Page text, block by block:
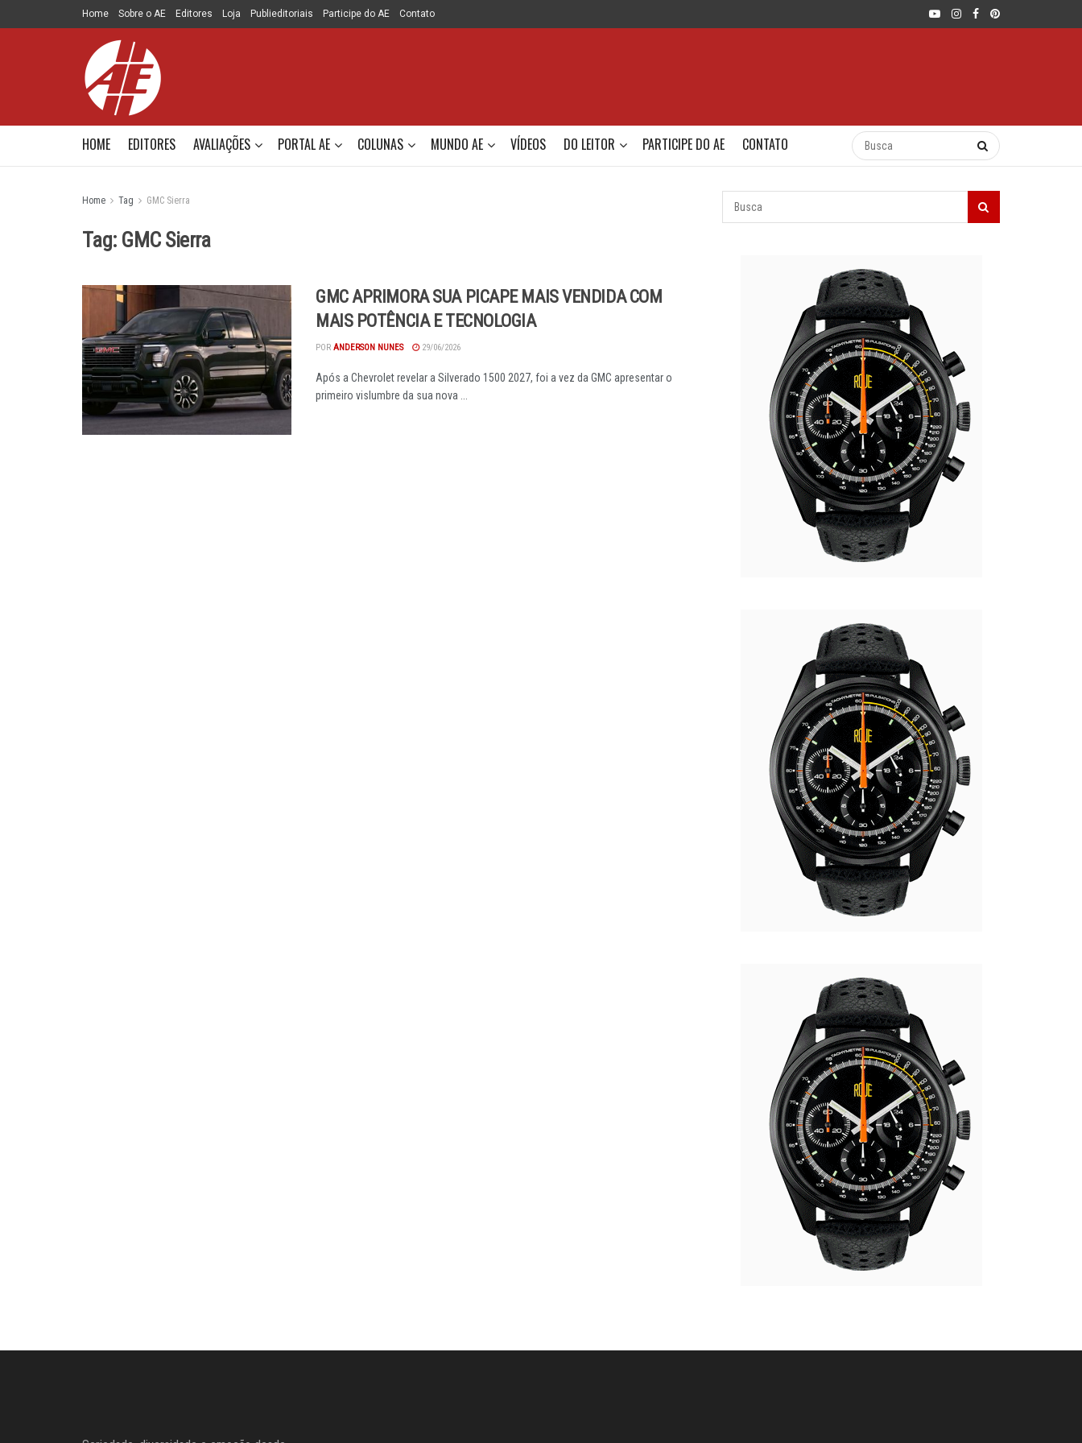
Home Sobre o AE Editores Loja Publieditoriais Participe do AE Contato
HOME EDITORES AVALIAÇÕES PORTAL AE COLUNAS MUNDO AE VÍDEOS DO LEITOR PARTICIPE DO AE CONTATO
Home Tag GMC Sierra
Tag: GMC Sierra
GMC APRIMORA SUA PICAPE MAIS VENDIDA COM
MAIS POTÊNCIA E TECNOLOGIA
POR ANDERSON NUNES 29/06/2026
Após a Chevrolet revelar a Silverado 1500 2027, foi a vez da GMC apresentar o
primeiro vislumbre da sua nova ...